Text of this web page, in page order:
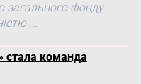
загального фонду
...
команда